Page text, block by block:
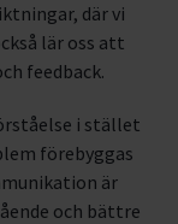
där vi
lär oss att
feedback.
i stället
förebyggas
är
och bättre